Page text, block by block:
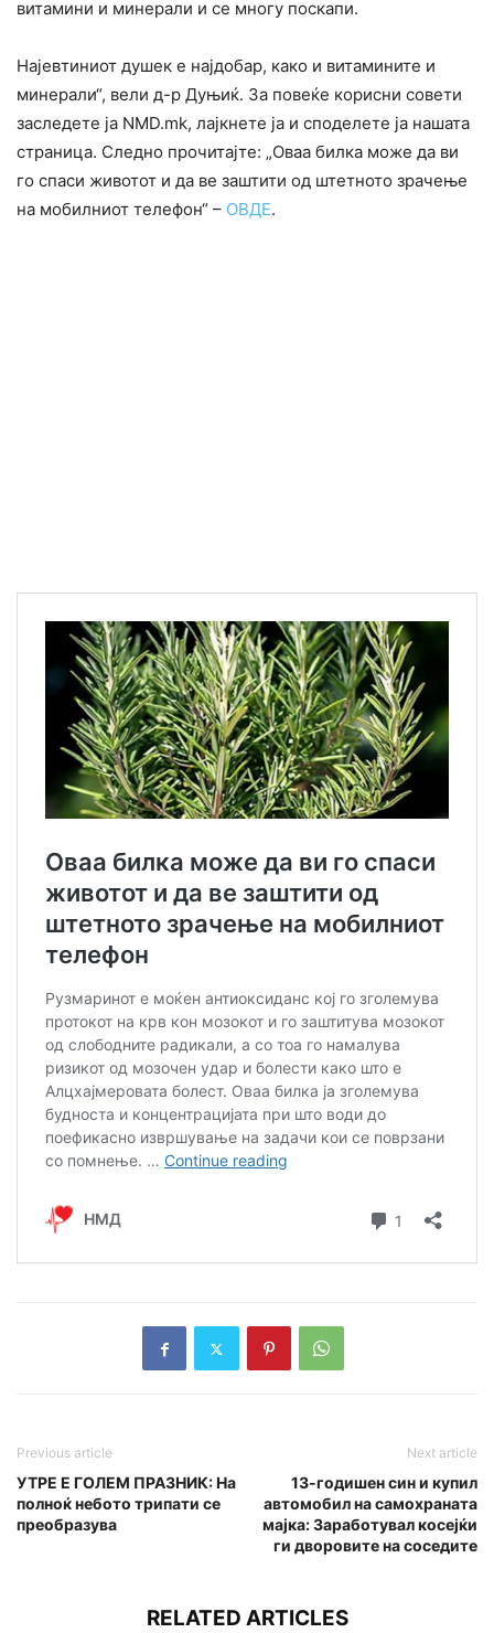
витамини и минерали и се многу поскапи.
Најевтиниот душек е најдобар, како и витамините и
минерали“, вели д-р Дуњиќ. За повеќе корисни совети
заследете ја NMD.mk, лајкнете ја и споделете ја нашата
страница. Следно прочитајте: „Оваа билка може да ви
го спаси животот и да ве заштити од штетното зрачење
на мобилниот телефон“ – ОВДЕ.
Previous article
УТРЕ Е ГОЛЕМ ПРАЗНИК: На
полноќ небото трипати се
преобразува
Next article
13-годишен син и купил
автомобил на самохраната
мајка: Заработувал косејќи
ги дворовите на соседите
RELATED ARTICLES